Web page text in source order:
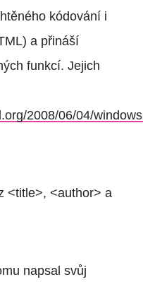
kódování i
a přináší
funkcí. Jejich
2008/06/04/
<title>, <author> a
napsal svůj